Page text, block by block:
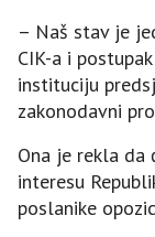
– Naš stav je
CIK-a i
instituciju
zakonodavni
Ona je rekla da
interesu
poslanike